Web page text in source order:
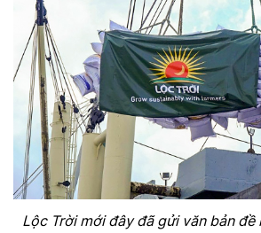
Lộc Trời mới đây đã gửi văn bản đề